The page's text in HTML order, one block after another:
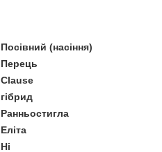
Посівний (насіння)
Перець
Clause
гібрид
Ранньостигла
Еліта
Ні